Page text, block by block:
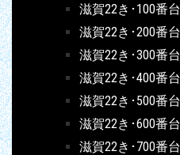
滋賀22き･100番台
滋賀22き･200番台
滋賀22き･300番台
滋賀22き･400番台
滋賀22き･500番台
滋賀22き･600番台
滋賀22き･700番台